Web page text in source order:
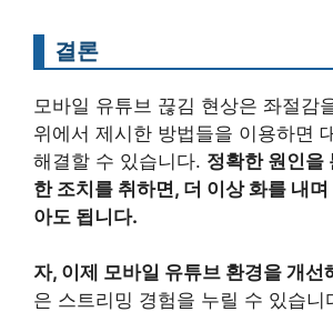
결론
모바일 유튜브 끊김 현상은 좌절감
위에서 제시한 방법들을 이용하면
해결할 수 있습니다. 정확한 원인을
한 조치를 취하면, 더 이상 화를 내
아도 됩니다.
자, 이제 모바일 유튜브 환경을 개선
은 스트리밍 경험을 누릴 수 있습니